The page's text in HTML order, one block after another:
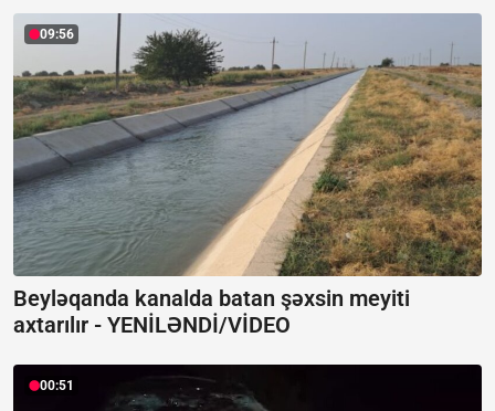
09:56
Beyləqanda kanalda batan şəxsin meyiti
axtarılır - YENİLƏNDİ/VİDEO
00:51